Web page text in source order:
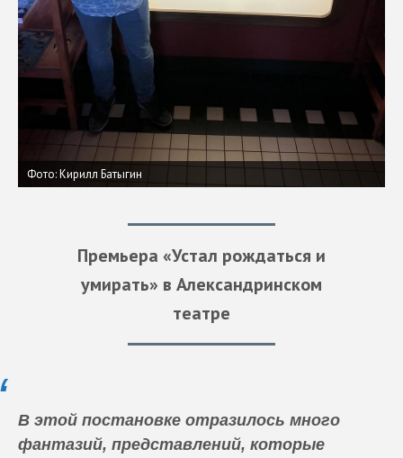
Фото: Кирилл Батыгин
Премьера «Устал рождаться и
умирать» в Александринском
театре
В этой постановке отразилось много
фантазий, представлений, которые